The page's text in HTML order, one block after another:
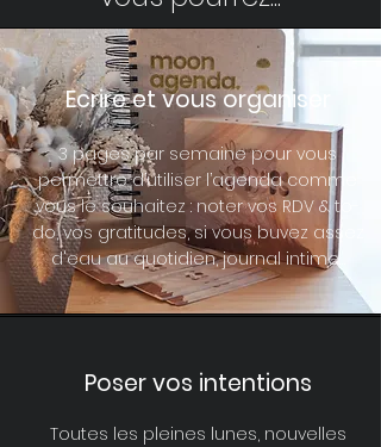
Ecrire et vous organiser
3 pages par semaine pour vous
permettre d’utiliser l’agenda comme
vous le souhaitez : noter vos RDV & to-
do, vos gratitudes, si vous buvez assez
d'eau au quotidien, journal intime…
Poser vos intentions
Toutes les pleines lunes, nouvelles